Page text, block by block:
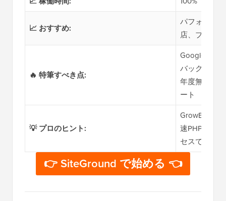
📈 おすすめ:
パフォーマ
店、ブロガ
🔥 特筆すべき点:
Google
バックアッ
年度無料ド
ート
💡 プロのヒント:
GrowBigプ
速PHP、オ
セスできます
👉 SiteGround で始める 👈